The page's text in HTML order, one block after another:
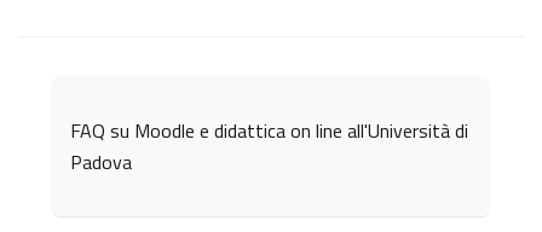
FAQ su Moodle e didattica on line all'Università di
Padova